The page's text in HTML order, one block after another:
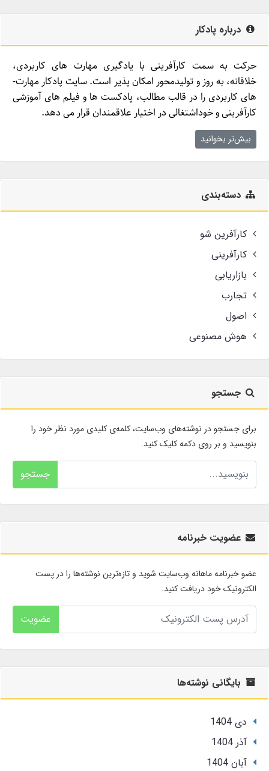
درباره پادکار
حرکت به سمت کارآفرینی با یادگیری مهارت­ های کاربردی،
خلاقانه، به روز و تولیدمحور امکان­ پذیر است. سایت پادکار مهارت­
های کاربردی را در قالب مطالب، پادکست­ ها و فیلم ­های آموزشی
کارآفرینی و خوداشتغالی در اختیار علاقمندان قرار می ­دهد.
بیش‌تر بخوانید
دسته‌بندی
کارآفرین شو
کارآفرینی
بازاریابی
تجارب
اصول
هوش مصنوعی
جستجو
برای جستجو در نوشته‌های وب‌سایت، کلمه‌ی کلیدی مورد نظر خود را
بنویسید و بر روی دکمه کلیک کنید.
جستجو
عضویت خبرنامه
عضو خبرنامه ماهانه وب‌سایت شوید و تازه‌ترین نوشته‌ها را در پست
الکترونیک خود دریافت کنید.
عضویت
بایگانی نوشته‌ها
دی 1404
آذر 1404
آبان 1404